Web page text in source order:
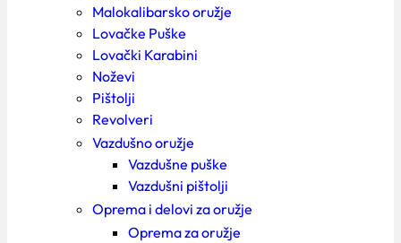
Malokalibarsko oružje
Lovačke Puške
Lovački Karabini
Noževi
Pištolji
Revolveri
Vazdušno oružje
Vazdušne puške
Vazdušni pištolji
Oprema i delovi za oružje
Oprema za oružje